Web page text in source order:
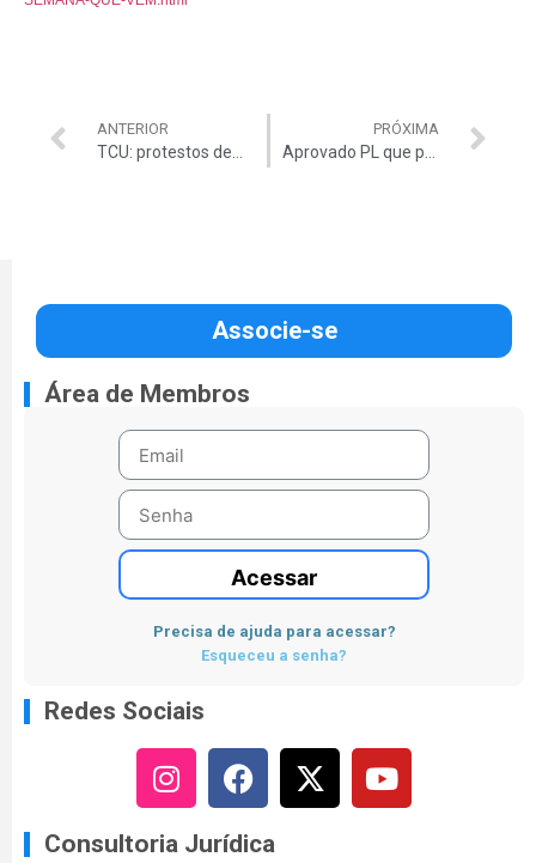
ANTERIOR PRÓXIMA
Associe-se
Área de Membros
Acessar
Precisa de ajuda para acessar?
Esqueceu a senha?
Redes Sociais
Consultoria Jurídica